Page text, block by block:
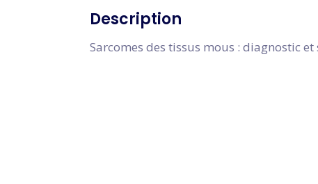
Description
Sarcomes des tissus mous : diagnostic et